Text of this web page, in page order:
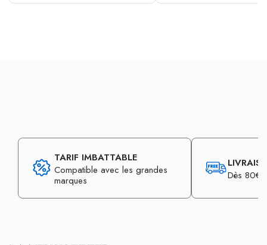
TARIF IMBATTABLE
Compatible avec les grandes
marques
Dès 80€